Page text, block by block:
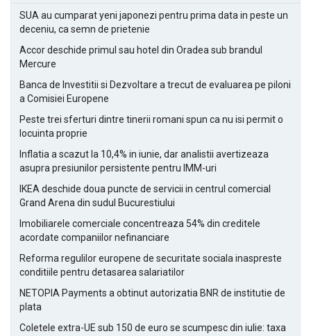
SUA au cumparat yeni japonezi pentru prima data in peste un
deceniu, ca semn de prietenie
Accor deschide primul sau hotel din Oradea sub brandul
Mercure
Banca de Investitii si Dezvoltare a trecut de evaluarea pe piloni
a Comisiei Europene
Peste trei sferturi dintre tinerii romani spun ca nu isi permit o
locuinta proprie
Inflatia a scazut la 10,4% in iunie, dar analistii avertizeaza
asupra presiunilor persistente pentru IMM-uri
IKEA deschide doua puncte de servicii in centrul comercial
Grand Arena din sudul Bucurestiului
Imobiliarele comerciale concentreaza 54% din creditele
acordate companiilor nefinanciare
Reforma regulilor europene de securitate sociala inaspreste
conditiile pentru detasarea salariatilor
NETOPIA Payments a obtinut autorizatia BNR de institutie de
plata
Coletele extra-UE sub 150 de euro se scumpesc din iulie: taxa